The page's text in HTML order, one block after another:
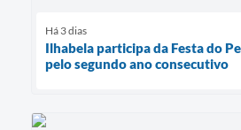
Há 3 dias
Ilhabela participa da Festa do
pelo segundo ano consecutivo